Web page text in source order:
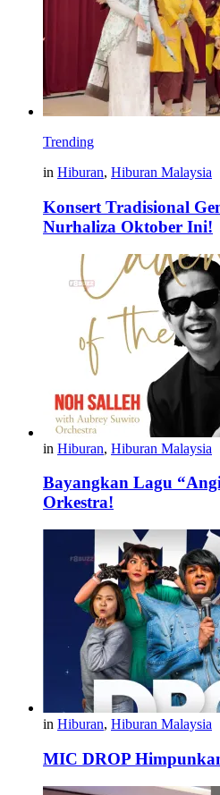
Trending
in Hiburan, Hiburan Malaysia
Konsert Tradisional
Nurhaliza Oktober Ini!
in Hiburan, Hiburan Malaysia
Bayangkan Lagu
Orkestra!
in Hiburan, Hiburan Malaysia
MIC DROP